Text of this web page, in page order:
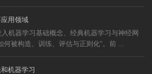
用领域
机器学习基础概念、经典机器学习与神经网
何被构造、训练、评估与正则化”。前 ...
机器学习